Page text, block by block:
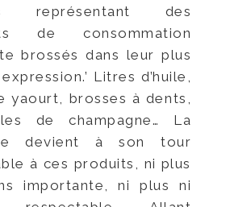
représentant des
de consommation
brossés dans leur plus
Litres d’huile,
yaourt, brosses à dents,
de champagne… La
devient à son tour
à ces produits, ni plus
importante, ni plus ni